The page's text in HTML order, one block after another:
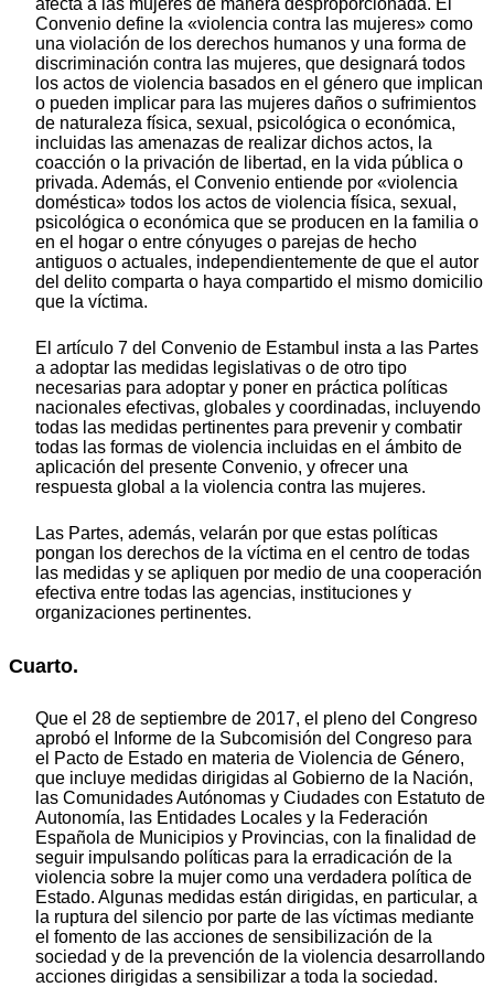
Convenio define la «violencia contra las mujeres» como
una violación de los derechos humanos y una forma de
discriminación contra las mujeres, que designará todos
los actos de violencia basados en el género que implican
o pueden implicar para las mujeres daños o sufrimientos
de naturaleza física, sexual, psicológica o económica,
incluidas las amenazas de realizar dichos actos, la
coacción o la privación de libertad, en la vida pública o
privada. Además, el Convenio entiende por «violencia
doméstica» todos los actos de violencia física, sexual,
psicológica o económica que se producen en la familia o
en el hogar o entre cónyuges o parejas de hecho
antiguos o actuales, independientemente de que el autor
del delito comparta o haya compartido el mismo domicilio
que la víctima.
El artículo 7 del Convenio de Estambul insta a las Partes
a adoptar las medidas legislativas o de otro tipo
necesarias para adoptar y poner en práctica políticas
nacionales efectivas, globales y coordinadas, incluyendo
todas las medidas pertinentes para prevenir y combatir
todas las formas de violencia incluidas en el ámbito de
aplicación del presente Convenio, y ofrecer una
respuesta global a la violencia contra las mujeres.
Las Partes, además, velarán por que estas políticas
pongan los derechos de la víctima en el centro de todas
las medidas y se apliquen por medio de una cooperación
efectiva entre todas las agencias, instituciones y
organizaciones pertinentes.
Cuarto.
Que el 28 de septiembre de 2017, el pleno del Congreso
aprobó el Informe de la Subcomisión del Congreso para
el Pacto de Estado en materia de Violencia de Género,
que incluye medidas dirigidas al Gobierno de la Nación,
las Comunidades Autónomas y Ciudades con Estatuto de
Autonomía, las Entidades Locales y la Federación
Española de Municipios y Provincias, con la finalidad de
seguir impulsando políticas para la erradicación de la
violencia sobre la mujer como una verdadera política de
Estado. Algunas medidas están dirigidas, en particular, a
la ruptura del silencio por parte de las víctimas mediante
el fomento de las acciones de sensibilización de la
sociedad y de la prevención de la violencia desarrollando
acciones dirigidas a sensibilizar a toda la sociedad.